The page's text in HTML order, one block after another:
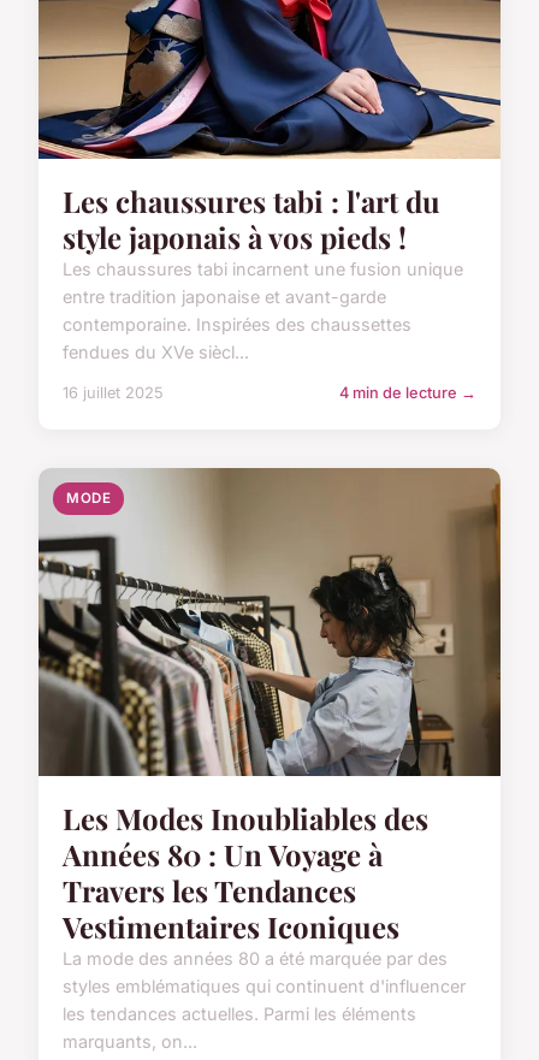
Les chaussures tabi : l'art du
style japonais à vos pieds !
Les chaussures tabi incarnent une fusion unique
entre tradition japonaise et avant-garde
contemporaine. Inspirées des chaussettes
fendues du XVe siècl...
16 juillet 2025 4 min de lecture →
MODE
Les Modes Inoubliables des
Années 80 : Un Voyage à
Travers les Tendances
Vestimentaires Iconiques
La mode des années 80 a été marquée par des
styles emblématiques qui continuent d'influencer
les tendances actuelles. Parmi les éléments
marquants, on...